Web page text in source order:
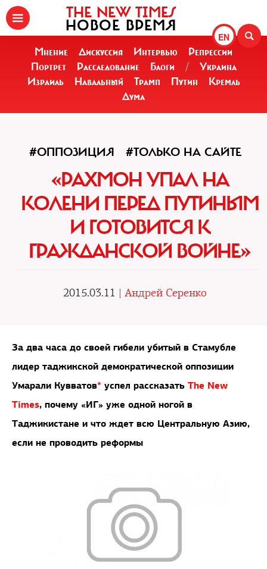
EN
THE NEW TIMES
НОВОЕ ВРЕМЯ
Мнение Дискуссия Интервью
Репрессии
Портрет
Расследование Блоги /
Украина
Израиль
Навальный Трамп Путин
Кремль
Дума
#ОППОЗИЦИЯ #ТОЛЬКО НА САЙТЕ
«РАХМОН УПАЛ НА
КОЛЕНИ ПЕРЕД ПУТИНЫМ
И ГОТОВИТСЯ К
ГРАЖДАНСКОЙ ВОЙНЕ»
2015.03.11 | Андрей Серенко
За два часа до своей гибели убитый в Стамубле
лидер таджикской демократической оппозиции
Умарали Кувватов* успел рассказать The New
Times, почему «ИГ» уже одной ногой в
Таджикистане и что ждет всю Центральную Азию,
если не проводить реформы